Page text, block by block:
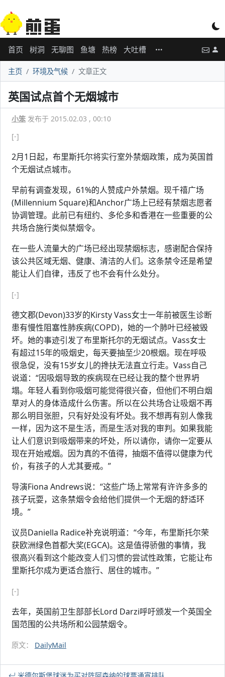
首页 树洞 无聊图 鱼塘 热榜 大吐槽
主页 环境及气候 文章正文
英国试点首个无烟城市
小笨 发布于 2015.02.03 , 00:10
[-]
2月1日起，布里斯托尔将实行室外禁烟政策，成为英国首
个无烟试点城市。
早前有调查发现，61%的人赞成户外禁烟。现千禧广场
(Millennium Square)和Anchor广场上已经有禁烟志愿者
协调管理。此前已有纽约、多伦多和香港在一些重要的公
共场合施行类似禁烟令。
在一些人流量大的广场已经出现禁烟标志，感谢配合保持
该公共区域无烟、健康、清洁的人们。这条禁令还是希望
能让人们自律，违反了也不会有什么处分。
[-]
德文郡(Devon)33岁的Kirsty Vass女士一年前被医生诊断
患有慢性阻塞性肺疾病(COPD)，她的一个肺叶已经被毁
坏。她的事迹引发了布里斯托尔的无烟试点。Vass女士
有超过15年的吸烟史，每天要抽至少20根烟。现在呼吸
很急促，没有15岁女儿的搀扶无法直立行走。Vass自己
说道：“因吸烟导致的疾病现在已经让我的整个世界坍
塌。年轻人看到你吸烟可能觉得很兴奋，但他们不明白烟
草对人的身体造成什么伤害。所以在公共场合让吸烟不再
那么明目张胆，只有好处没有坏处。我不想再有别人像我
一样，因为这不是生活，而是生活对我的审判。如果我能
让人们意识到吸烟带来的坏处，所以请你，请你一定要从
现在开始戒烟。因为真的不值得，抽烟不值得以健康为代
价，有孩子的人尤其要戒。”
导演Fiona Andrews说：“这些广场上常常有许许多多的
孩子玩耍，这条禁烟令会给他们提供一个无烟的舒适环
境。”
议员Daniella Radice补充说明道：“今年，布里斯托尔荣
获欧洲绿色首都大奖(EGCA)。这是值得骄傲的事情，我
很高兴看到这个能改变人们习惯的尝试性政策，它能让布
里斯托尔成为更适合旅行、居住的城市。”
[-]
去年，英国前卫生部部长Lord Darzi呼吁颁发一个英国全
国范围的公共场所和公园禁烟令。
原文： DailyMail